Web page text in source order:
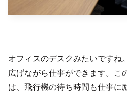
オフィスのデスクみたいですね
広げながら仕事ができます。こ
は、飛行機の待ち時間も仕事に